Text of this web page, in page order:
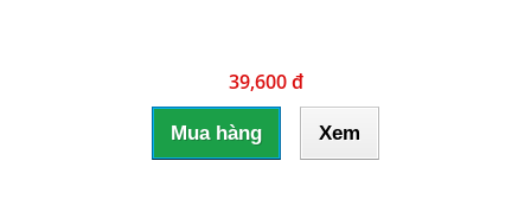
39,600 đ
Mua hàng Xem